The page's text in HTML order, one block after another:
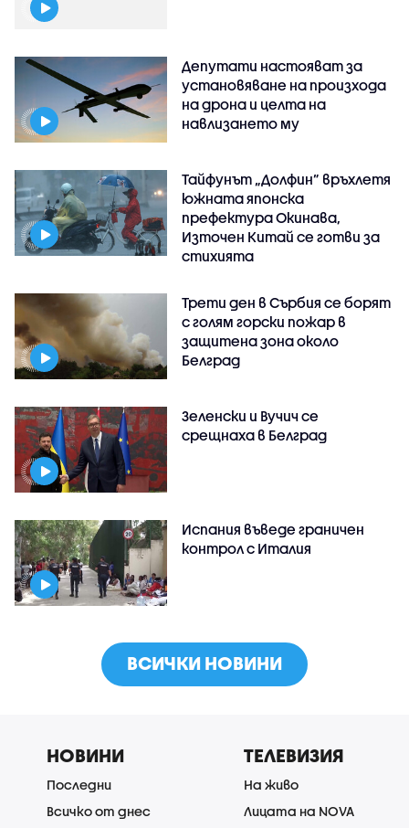
Депутати настояват за
установяване на произхода
на дрона и целта на
навлизането му
Тайфунът „Долфин” връхлетя
южната японска
префектура Окинава,
Източен Китай се готви за
стихията
Трети ден в Сърбия се борят
с голям горски пожар в
защитена зона около
Белград
Зеленски и Вучич се
срещнаха в Белград
Испания въведе граничен
контрол с Италия
ВСИЧКИ НОВИНИ
НОВИНИ
Последни
Всичко от днес
ТЕЛЕВИЗИЯ
На живо
Лицата на NOVA